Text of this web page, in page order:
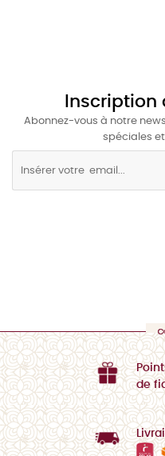
Inscription
Abonnez-vous à notre
spéciales
de